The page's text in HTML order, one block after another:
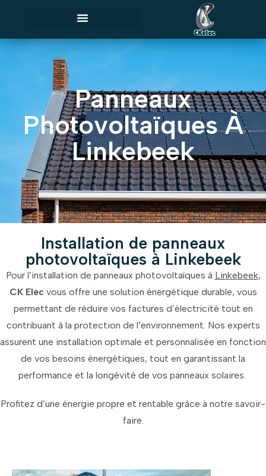
Panneaux
Photovoltaïques À
Linkebeek
Installation de panneaux
photovoltaïques à Linkebeek
Pour l’installation de panneaux photovoltaïques à Linkebeek,
CK Elecvous offre une solution énergétique durable, vous
permettant de réduire vos factures d’électricité tout en
contribuant à la protection de l’environnement. Nos experts
assurent une installation optimale et personnalisée en fonction
de vos besoins énergétiques, tout en garantissant la
performance et la longévité de vos panneaux solaires.
Profitez d’une énergie propre et rentable grâce à notre savoir-
faire.